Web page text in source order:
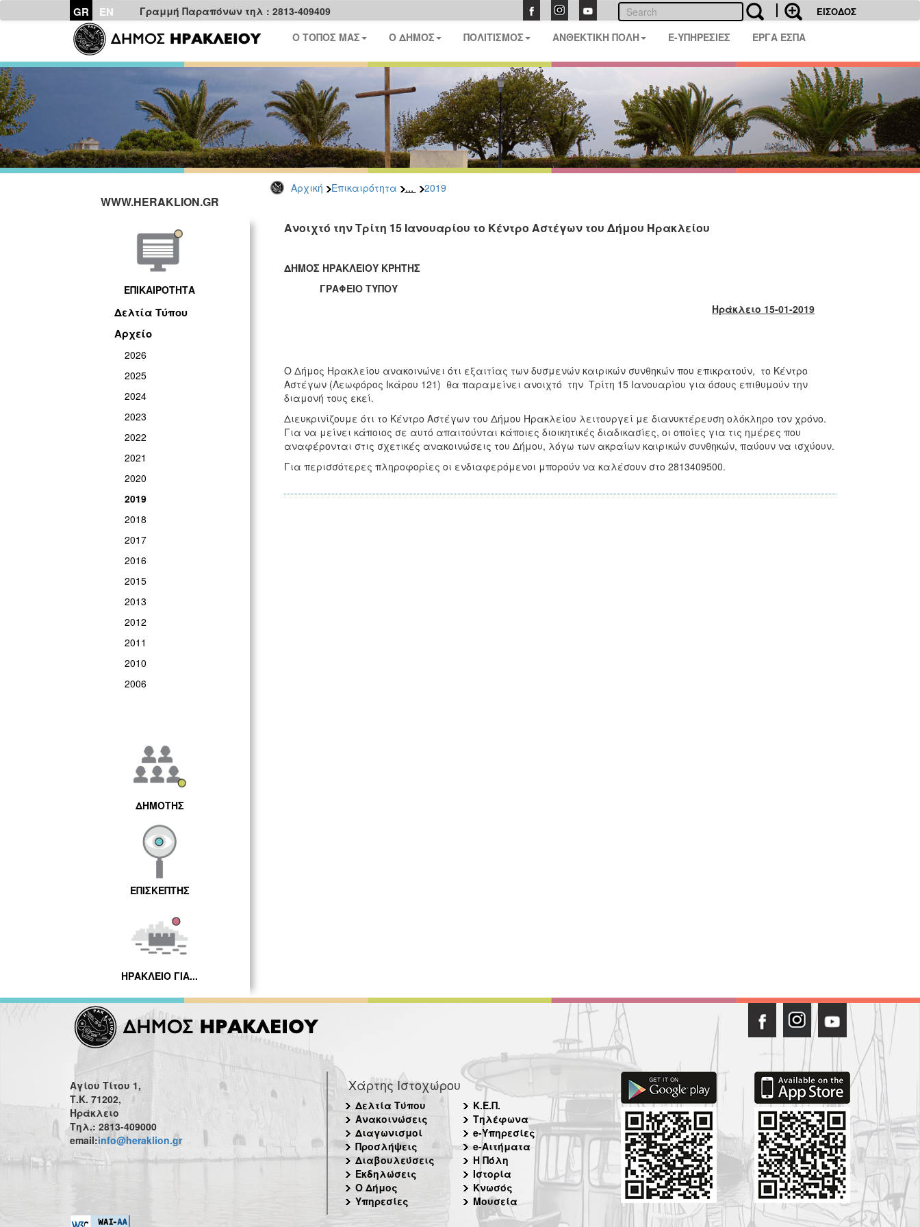
GR EN Γραμμή Παραπόνων τηλ : 2813-409409 ΕΙΣΟΔΟΣ
Ο ΤΟΠΟΣ ΜΑΣ Ο ΔΗΜΟΣ ΠΟΛΙΤΙΣΜΟΣ ΑΝΘΕΚΤΙΚΗ ΠΟΛΗ E-ΥΠΗΡΕΣΙΕΣ ΕΡΓΑ ΕΣΠΑ
Αρχική Επικαιρότητα ... 2019
WWW.HERAKLION.GR
ΕΠΙΚΑΙΡΟΤΗΤΑ
Δελτία Τύπου
Αρχείο
2026
2025
2024
2023
2022
2021
2020
2019
2018
2017
2016
2015
2013
2012
2011
2010
2006
ΔΗΜΟΤΗΣ
ΕΠΙΣΚΕΠΤΗΣ
ΗΡΑΚΛΕΙΟ ΓΙΑ...
Ανοιχτό την Τρίτη 15 Ιανουαρίου το Κέντρο Αστέγων του Δήμου Ηρακλείου
ΔΗΜΟΣ ΗΡΑΚΛΕΙΟΥ ΚΡΗΤΗΣ
ΓΡΑΦΕΙΟ ΤΥΠΟΥ
Ηράκλειο 15-01-2019
Ο Δήμος Ηρακλείου ανακοινώνει ότι εξαιτίας των δυσμενών καιρικών συνθηκών που επικρατούν, το Κέντρο
Αστέγων (Λεωφόρος Ικάρου 121) θα παραμείνει ανοιχτό την Τρίτη 15 Ιανουαρίου για όσους επιθυμούν την
διαμονή τους εκεί.
Διευκρινίζουμε ότι το Κέντρο Αστέγων του Δήμου Ηρακλείου λειτουργεί με διανυκτέρευση ολόκληρο τον χρόνο.
Για να μείνει κάποιος σε αυτό απαιτούνται κάποιες διοικητικές διαδικασίες, οι οποίες για τις ημέρες που
αναφέρονται στις σχετικές ανακοινώσεις του Δήμου, λόγω των ακραίων καιρικών συνθηκών, παύουν να ισχύουν.
Για περισσότερες πληροφορίες οι ενδιαφερόμενοι μπορούν να καλέσουν στο 2813409500.
Αγίου Τίτου 1,
Τ.Κ. 71202,
Ηράκλειο
Τηλ.: 2813-409000
email:info@heraklion.gr
Χάρτης Ιστοχώρου
Δελτία Τύπου
Ανακοινώσεις
Διαγωνισμοί
Προσλήψεις
Διαβουλεύσεις
Εκδηλώσεις
Ο Δήμος
Υπηρεσίες
Κ.Ε.Π.
Τηλέφωνα
e-Υπηρεσίες
e-Αιτήματα
Η Πόλη
Ιστορία
Κνωσός
Μουσεία